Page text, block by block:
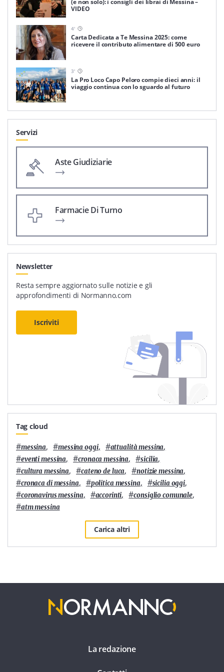
VIDEO
4'
Carta Dedicata a Te Messina 2025: come
ricevere il contributo alimentare di 500 euro
3'
La Pro Loco Capo Peloro compie dieci anni: il
viaggio continua con lo sguardo al futuro
Servizi
Aste Giudiziarie
Farmacie Di Turno
Newsletter
Resta sempre aggiornato sulle notizie e gli
approfondimenti di Normanno.com
Iscriviti
Tag cloud
#messina, #messina oggi, #attualità messina,
#eventi messina, #cronaca messina, #sicilia,
#cultura messina, #cateno de luca, #notizie messina,
#cronaca di messina, #politica messina, #sicilia oggi,
#coronavirus messina, #accorinti, #consiglio comunale,
#atm messina
Carica altri
La redazione